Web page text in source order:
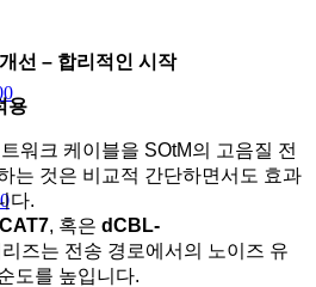
선 – 합리적인 시작
용
워크 케이블을 SOtM의 고음질 전
는 것은 비교적 간단하면서도 효과
다.
, 혹은 dCBL-
즈는 전송 경로에서의 노이즈 유
도를 높입니다.